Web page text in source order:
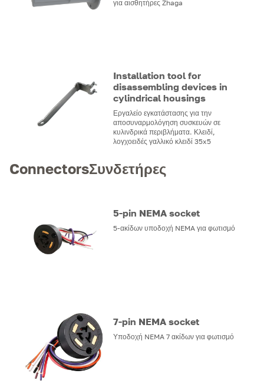
για αισθητήρες Zhaga
Installation tool for
disassembling devices in
cylindrical housings
Εργαλείο εγκατάστασης για την
αποσυναρμολόγηση συσκευών σε
κυλινδρικά περιβλήματα. Κλειδί,
λογχοειδές γαλλικό κλειδί 35x5
ConnectorsΣυνδετήρες
5-pin NEMA socket
5-ακίδων υποδοχή NEMA για φωτισμό
7-pin NEMA socket
Υποδοχή NEMA 7 ακίδων για φωτισμό